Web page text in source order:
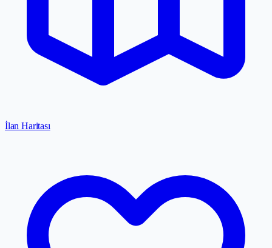
İlan Haritası